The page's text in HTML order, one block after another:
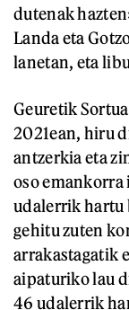
dutenak
Landa eta
lanetan, eta
Geuretik
2021ean, hiru
antzerkia eta
oso emankorra
udalerrik hartu
gehitu zuten
arrakastagatik
aipaturiko lau
46 udalerrik